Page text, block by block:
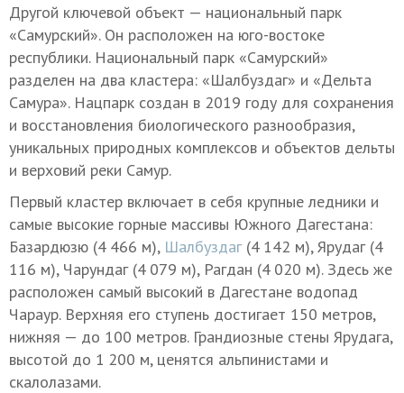
Другой ключевой объект — национальный парк
«Самурский». Он расположен на юго-востоке
республики. Национальный парк «Самурский»
разделен на два кластера: «Шалбуздаг» и «Дельта
Самура». Нацпарк создан в 2019 году для сохранения
и восстановления биологического разнообразия,
уникальных природных комплексов и объектов дельты
и верховий реки Самур.
Первый кластер включает в себя крупные ледники и
самые высокие горные массивы Южного Дагестана:
Базардюзю (4 466 м), Шалбуздаг (4 142 м), Ярудаг (4
116 м), Чарундаг (4 079 м), Рагдан (4 020 м). Здесь же
расположен самый высокий в Дагестане водопад
Чараур. Верхняя его ступень достигает 150 метров,
нижняя — до 100 метров. Грандиозные стены Ярудага,
высотой до 1 200 м, ценятся альпинистами и
скалолазами.